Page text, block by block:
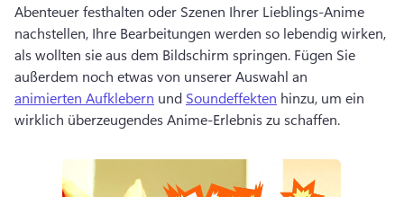
Abenteuer festhalten oder Szenen Ihrer Lieblings-Anime
nachstellen, Ihre Bearbeitungen werden so lebendig wirken,
als wollten sie aus dem Bildschirm springen. Fügen Sie
außerdem noch etwas von unserer Auswahl an
animierten Aufklebern und Soundeffekten hinzu, um ein
wirklich überzeugendes Anime-Erlebnis zu schaffen.